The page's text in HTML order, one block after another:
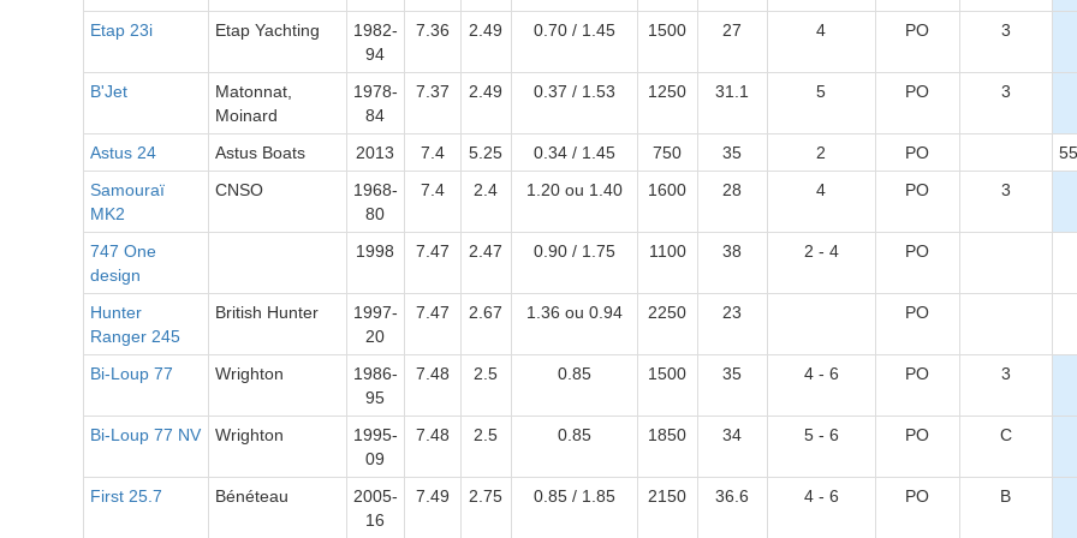
Etap 23i
Etap Yachting
1982-
94
7.36 2.49 0.70 / 1.45 1500 27 4 PO 3
B'Jet
Matonnat,
Moinard
1978-
84
7.37 2.49 0.37 / 1.53 1250 31.1 5 PO 3
Astus 24 Astus Boats 2013 7.4 5.25 0.34 / 1.45 750 35 2 PO
Samouraï
MK2
CNSO
1968-
80
7.4 2.4 1.20 ou 1.40 1600 28 4 PO 3
747 One
design
1998 7.47 2.47 0.90 / 1.75 1100 38 2 - 4 PO
Hunter
Ranger 245
British Hunter
1997-
20
7.47 2.67 1.36 ou 0.94 2250 23 PO
Bi-Loup 77 Wrighton
1986-
95
7.48 2.5 0.85 1500 35 4 - 6 PO 3
Bi-Loup 77 NV Wrighton
1995-
09
7.48 2.5 0.85 1850 34 5 - 6 PO C
First 25.7 Bénéteau
2005-
16
7.49 2.75 0.85 / 1.85 2150 36.6 4 - 6 PO B